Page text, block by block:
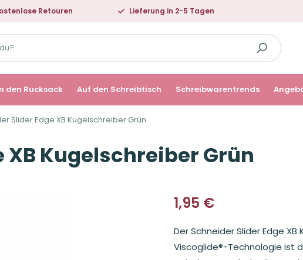
Retouren Lieferung in 2-5 Tagen
den Rucksack Auf den Schreibtisch Schreibwarentrends
Slider Edge XB Kugelschreiber Grün
XB Kugelschreiber Grün
1,95 €
Der Schneider Slider Edge
Viscoglide®-Technologie ist